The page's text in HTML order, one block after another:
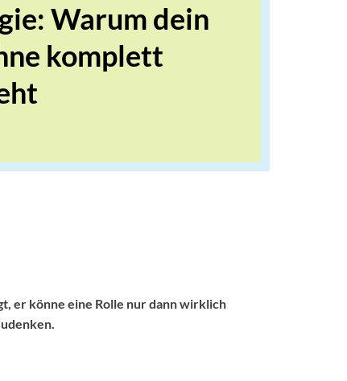
Warum dein
komplett
er könne eine Rolle nur dann wirklich